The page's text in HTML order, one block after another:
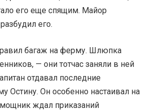
его еще спящим. Майор
его.
багаж на ферму. Шлюпка
— они тотчас заняли в ней
отдавал последние
Остину. Он особенно настаивал на
ждал приказаний